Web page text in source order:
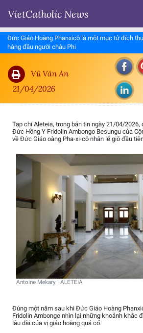
VietCatholic News
Đức Giáo Hoàng Phanxicô là một mục tử đích
hàng đầu người châu Phi
Vũ Văn An
21/04/2026
Tạp chí Aleteia, trong bản tin ngày 21/04/2026,
Đức Hồng Y Fridolin Ambongo Besungu của
về Đức Giáo oàng Pha-xi-cô nhân lể giõ đầu
Antoine Mekary | ALETEIA
Đúng một năm sau khi Đức Giáo Hoàng
Fridolin Ambongo nhìn lại những khoảnh khắc
lâu dài của vị giáo hoàng quá cố.